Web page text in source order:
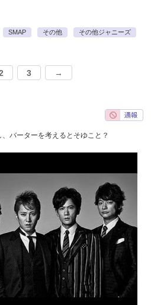
SMAP その他
その他ジャニーズ
3 →
バーターを考えるとそゆこと？